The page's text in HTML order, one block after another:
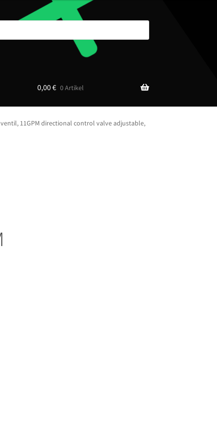
0,00€ 0 Artikel
11GPM directional control valve adjustable,